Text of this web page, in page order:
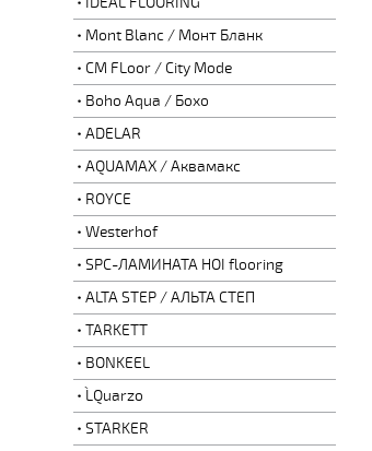
Mont Blanc / Монт Бланк
CM FLoor / City Mode
Boho Aqua / Бохо
ADELAR
AQUAMAX / Аквамакс
ROYCE
Westerhof
SPC-ЛАМИНАТА HOI flooring
ALTA STEP / АЛЬТА СТЕП
TARKETT
BONKEEL
L`Quarzo
STARKER